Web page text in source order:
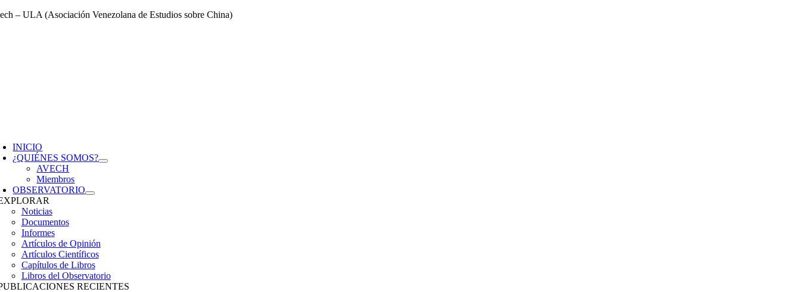
Saltar– ULA (Asociación Venezolana de Estudios sobre China)
INICIO
¿QUIÉNES SOMOS?
AVECH
Miembros
OBSERVATORIO
Noticias
Documentos
Informes
Artículos de Opinión
Artículos Científicos
Capítulos de Libros
Libros del Observatorio
RECIENTES